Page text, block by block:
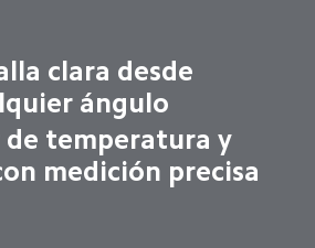
clara desde
ángulo
temperatura y
medición precisa